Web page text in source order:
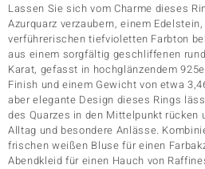
Lassen Sie sich vom Charme dieses
Azurquarz verzaubern, einem
verführerischen tiefvioletten Farbton
aus einem sorgfältig geschliffenen
Karat, gefasst in hochglänzendem
Finish und einem Gewicht von etwa
aber elegante Design dieses Rings
des Quarzes in den Mittelpunkt rücken
Alltag und besondere Anlässe.
frischen weißen Bluse für einen
Abendkleid für einen Hauch von